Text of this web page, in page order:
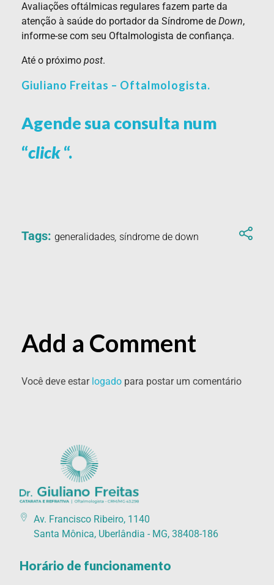
Avaliações oftálmicas regulares fazem parte da
atenção à saúde do portador da Síndrome de Down,
informe-se com seu Oftalmologista de confiança.
Até o próximo post.
Giuliano Freitas – Oftalmologista.
Agende sua consulta num
“click“.
Tags: generalidades síndrome de down
Add a Comment
Você deve estar logado para postar um comentário
Av. Francisco Ribeiro, 1140
Santa Mônica, Uberlândia - MG, 38408-186
Horário de funcionamento